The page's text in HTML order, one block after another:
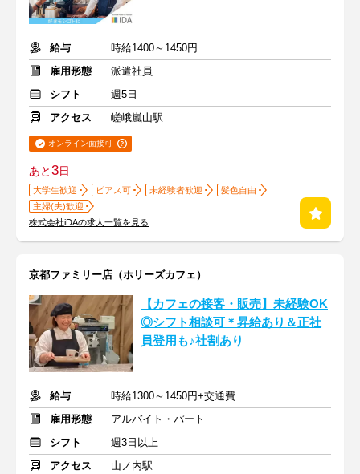
給与
時給1400～1450円
雇用形態
派遣社員
シフト
週5日
アクセス
嵯峨嵐山駅
オンライン面接可
あと3日
大学生歓迎 ピアス可 未経験者歓迎
髪色自由
主婦(夫)歓迎
株式会社iDAの求人一覧を見る
京都ファミリー店（ホリーズカフェ）
【カフェの接客・販売】未経験OK
◎シフト相談可＊昇給あり＆正社
員登用も♪社割あり
給与
時給1300～1450円+交通費
雇用形態
アルバイト・パート
シフト
週3日以上
アクセス
山ノ内駅